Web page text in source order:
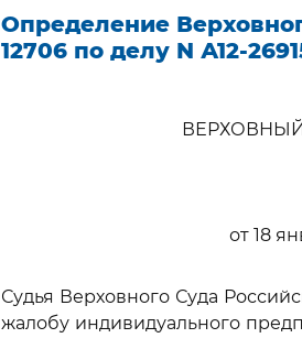
Определение
12706 по делу N А12-
от 18
Судья Верховного Суда
жалобу индивидуального